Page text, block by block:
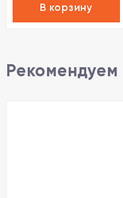
В корзину
Рекомендуем